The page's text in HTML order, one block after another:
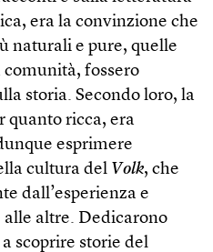
era la convinzione che
naturali e pure, quelle
comunità, fossero
storia. Secondo loro, la
quanto ricca, era
esprimere
cultura del Volk, che
dall’esperienza e
alle altre. Dedicarono
scoprire storie del